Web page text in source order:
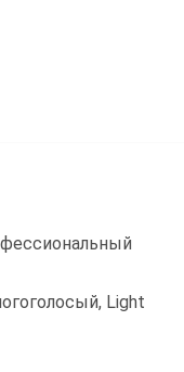
Light